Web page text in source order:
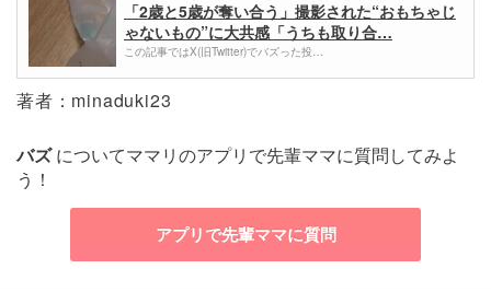
「2歳と5歳が奪い合う」撮影された“おもちゃじ
ゃないもの”に大共感「うちも取り合…
この記事ではX(旧Twitter)でバズった投…
著者：minaduki23
バズについてママリのアプリで先輩ママに質問してみよ
う！
アプリで先輩ママに質問